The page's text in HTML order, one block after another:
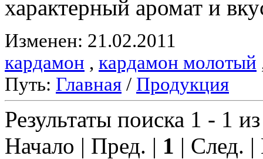
характерный аромат и
Изменен: 21.02.2011
кардамон , кардамон молотый
Путь: Главная / Продукция
Результаты поиска 1 - 1
Начало | Пред. | 1 | След.